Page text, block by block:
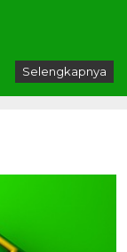
Selengkapnya